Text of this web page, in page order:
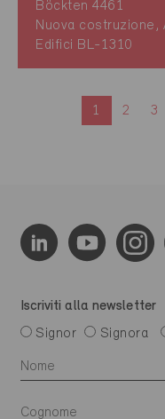
Böckten 4461
Nuova costruzione,
Edifici BL-1310
1 2 3
Iscriviti alla newsletter
Signor
Signora